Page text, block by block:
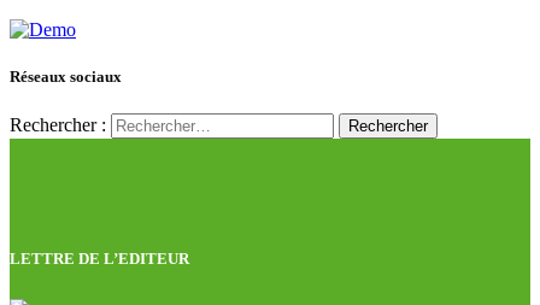
Réseaux sociaux
Rechercher :
LETTRE DE L’EDITEUR